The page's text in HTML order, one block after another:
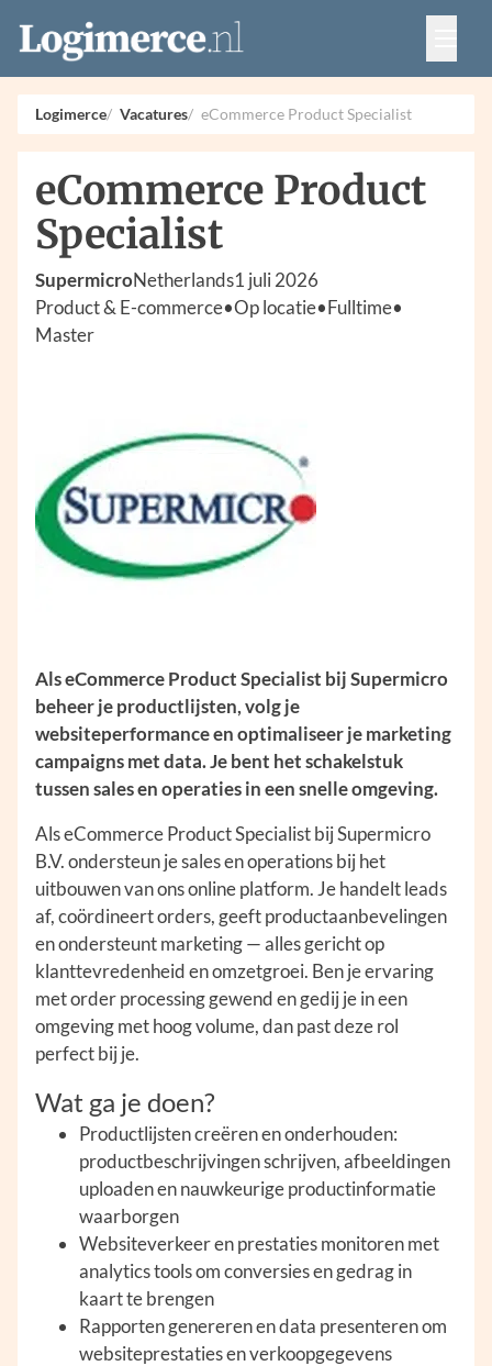
Vacatures
Events
Adverteren
Partners
Logimerce Vacatures eCommerce Product Specialist
eCommerce Product
Specialist
SupermicroNetherlands1 juli 2026
Product & E-commerce•Op locatie•Fulltime•
Master
Als eCommerce Product Specialist bij Supermicro
beheer je productlijsten, volg je
websiteperformance en optimaliseer je marketing
campaigns met data. Je bent het schakelstuk
tussen sales en operaties in een snelle omgeving.
Als eCommerce Product Specialist bij Supermicro
B.V. ondersteun je sales en operations bij het
uitbouwen van ons online platform. Je handelt leads
af, coördineert orders, geeft productaanbevelingen
en ondersteunt marketing — alles gericht op
klanttevredenheid en omzetgroei. Ben je ervaring
met order processing gewend en gedij je in een
omgeving met hoog volume, dan past deze rol
perfect bij je.
Wat ga je doen?
Productlijsten creëren en onderhouden:
productbeschrijvingen schrijven, afbeeldingen
uploaden en nauwkeurige productinformatie
waarborgen
Websiteverkeer en prestaties monitoren met
analytics tools om conversies en gedrag in
kaart te brengen
Rapporten genereren en data presenteren om
websiteprestaties en verkoopgegevens